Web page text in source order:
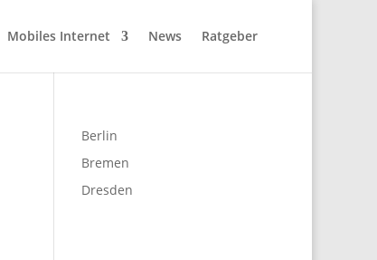
Mobiles Internet News Ratgeber
Berlin
Bremen
Dresden